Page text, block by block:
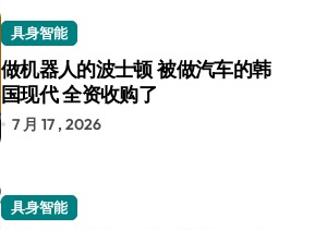
具身智能
做机器人的波士顿 被做汽车的韩
国现代 全资收购了
7 月 17 , 2026
具身智能